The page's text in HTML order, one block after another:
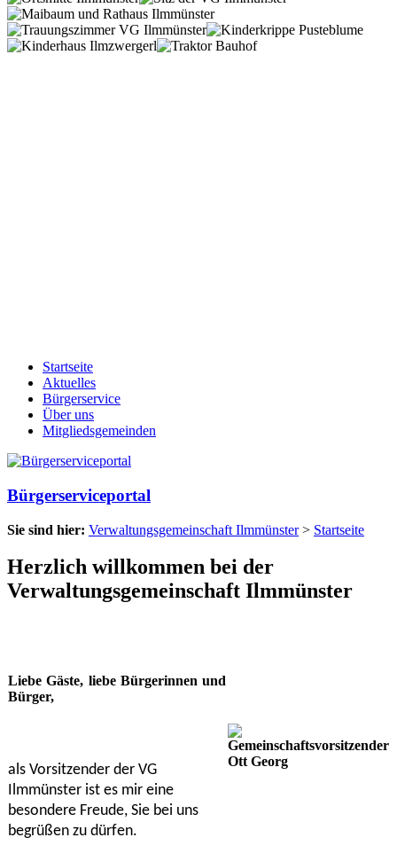
Startseite
Aktuelles
Bürgerservice
Über uns
Mitgliedsgemeinden
Bürgerserviceportal
Sie sind hier: Verwaltungsgemeinschaft Ilmmünster> Startseite
Herzlich willkommen bei der
Verwaltungsgemeinschaft Ilmmünster
Liebe Gäste, liebe Bürgerinnen und
Bürger,
als Vorsitzender der VG
Ilmmünster ist es mir eine
besondere Freude, Sie bei uns
begrüßen zu dürfen.